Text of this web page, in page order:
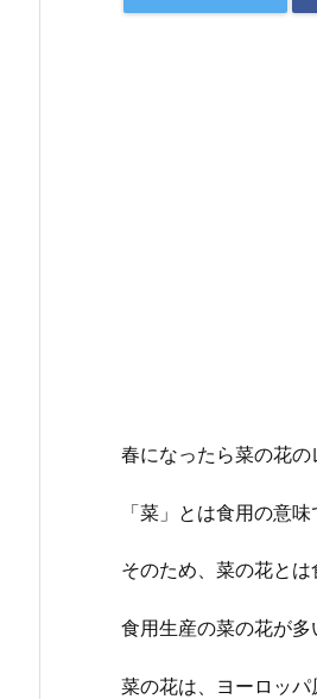
春になったら菜の花の
「菜」とは食用の意味
そのため、菜の花とは
食用生産の菜の花が多
菜の花は、ヨーロッパ